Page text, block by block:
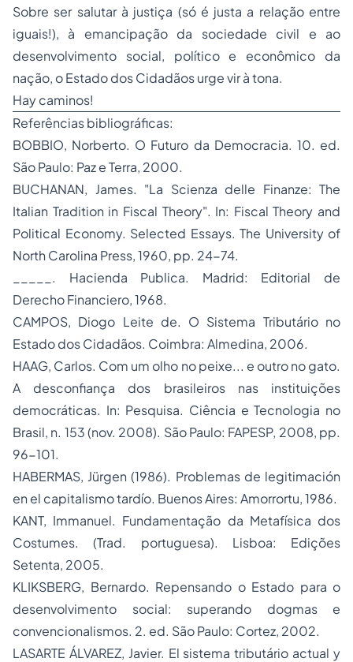
Sobre ser salutar à justiça (só é justa a relação entre
iguais!), à emancipação da sociedade civil e ao
desenvolvimento social, político e econômico da
nação, o Estado dos Cidadãos urge vir à tona.
Hay caminos!
Referências bibliográficas:
BOBBIO, Norberto. O Futuro da Democracia. 10. ed.
São Paulo: Paz e Terra, 2000.
BUCHANAN, James. "La Scienza delle Finanze: The
Italian Tradition in Fiscal Theory". In: Fiscal Theory and
Political Economy. Selected Essays. The University of
North Carolina Press, 1960, pp. 24-74.
_____. Hacienda Publica. Madrid: Editorial de
Derecho Financiero, 1968.
CAMPOS, Diogo Leite de. O Sistema Tributário no
Estado dos Cidadãos. Coimbra: Almedina, 2006.
HAAG, Carlos. Com um olho no peixe... e outro no gato.
A desconfiança dos brasileiros nas instituições
democráticas. In: Pesquisa. Ciência e Tecnologia no
Brasil, n. 153 (nov. 2008). São Paulo: FAPESP, 2008, pp.
96-101.
HABERMAS, Jürgen (1986). Problemas de legitimación
en el capitalismo tardío. Buenos Aires: Amorrortu, 1986.
KANT, Immanuel. Fundamentação da Metafísica dos
Costumes. (Trad. portuguesa). Lisboa: Edições
Setenta, 2005.
KLIKSBERG, Bernardo. Repensando o Estado para o
desenvolvimento social: superando dogmas e
convencionalismos. 2. ed. São Paulo: Cortez, 2002.
LASARTE ÁLVAREZ, Javier. El sistema tributário actual y